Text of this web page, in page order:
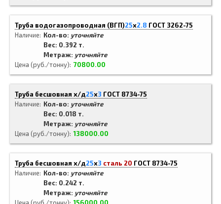
Труба водогазопроводная (ВГП)25x2.8 ГОСТ 3262-75
Наличие
Кол-во: уточняйте
Вес: 0.392 т.
Метраж: уточняйте
Цена (руб./тонну) 70800.00
Труба бесшовная х/д25x3 ГОСТ 8734-75
Наличие
Кол-во: уточняйте
Вес: 0.018 т.
Метраж: уточняйте
Цена (руб./тонну) 138000.00
Труба бесшовная х/д25x3 сталь 20 ГОСТ 8734-75
Наличие
Кол-во: уточняйте
Вес: 0.242 т.
Метраж: уточняйте